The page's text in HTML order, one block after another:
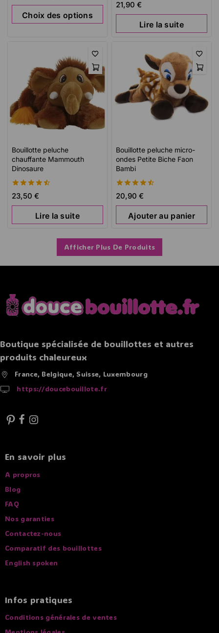
Choix des options
4.58
de 5
21,90 €
Lire la suite
Bouillotte peluche
chauffante Mammouth
Dinosaure
4.57
de 5
23,50 €
Lire la suite
Bouillotte peluche micro-
ondes Petite Biche Faon
Bambi
4.59
de 5
20,90 €
Ajouter au panier
Afficher Plus De Produits
Boutique spécialisée de bouillottes et autres
produits chaleureux
France, Belgique, Suisse, Luxembourg
https://doucebouillote.fr
En savoir plus
A propros
Blog
FAQ
Nos garanties
Contactez-nous
Comparatif des bouillottes
English spoken
Infos pratiques
Conditions générales de ventes